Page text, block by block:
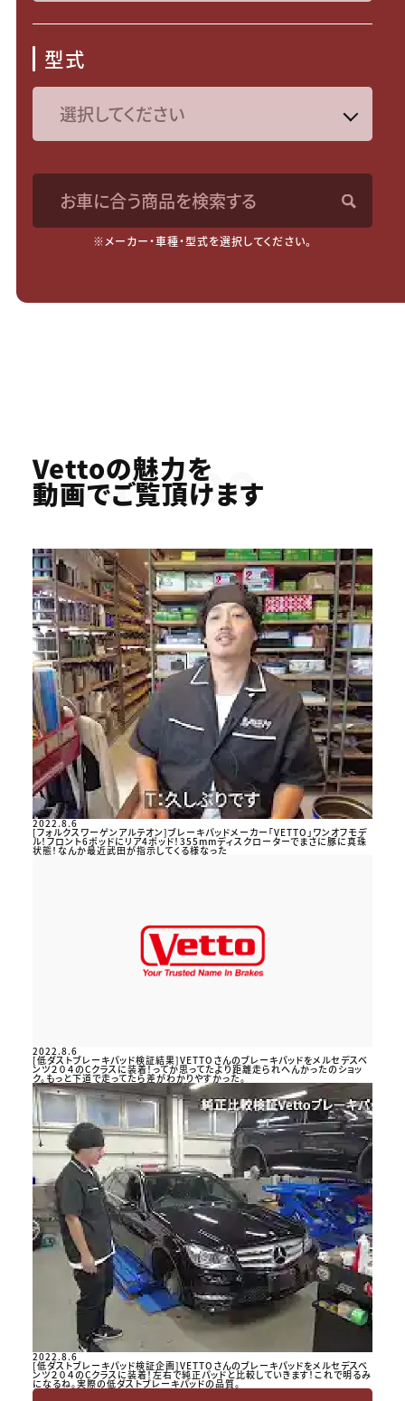
型式
お車に合う商品を検索する
※メーカー・車種・型式を選択してください。
Youtube
Vettoの魅力を
動画でご覧頂けます
2022.8.6
[フォルクスワーゲンアルテオン]ブレーキパッドメーカー「VETTO」ワンオフモデ
ル！フロント6ポッドにリア4ポッド！355mmディスクローターでまさに豚に真珠
状態！なんか最近武田が指示してくる様なった
2022.8.6
[低ダストブレーキパッド検証結果]VETTOさんのブレーキパッドをメルセデスベ
ンツ２０４のCクラスに装着！ってか思ってたより距離走られへんかったのショッ
ク。もっと下道で走ってたら差がわかりやすかった。
2022.8.6
[低ダストブレーキパッド検証企画]VETTOさんのブレーキパッドをメルセデスベ
ンツ２０４のCクラスに装着！左右で純正パッドと比較していきます！これで明るみ
になるね。実際の低ダストブレーキパッドの品質。